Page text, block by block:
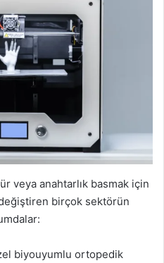
veya anahtarlık basmak için
birçok sektörün
biyouyumlu ortopedik